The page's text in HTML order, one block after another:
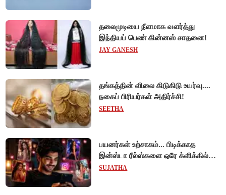
தலைமுடியை நீளமாக வளர்த்து
இந்தியப் பெண் கின்னஸ் சாதனை!
JAY GANESH
தங்கத்தின் விலை கிடுகிடு உயர்வு....
நகைப் பிரியர்கள் அதிர்ச்சி!
SEETHA
பயனர்கள் உற்சாகம்... பிடிக்காத
இன்ஸ்டா ரீல்ஸ்களை ஒரே க்ளிக்கில்
மாற்றியமைக்கலாம்!
SUJATHA